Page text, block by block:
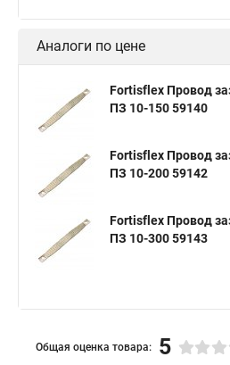
Аналоги по цене
Fortisflex Провод
ПЗ 10-150 59140
Fortisflex Провод
ПЗ 10-200 59142
Fortisflex Провод
ПЗ 10-300 59143
Общая оценка товара: 5